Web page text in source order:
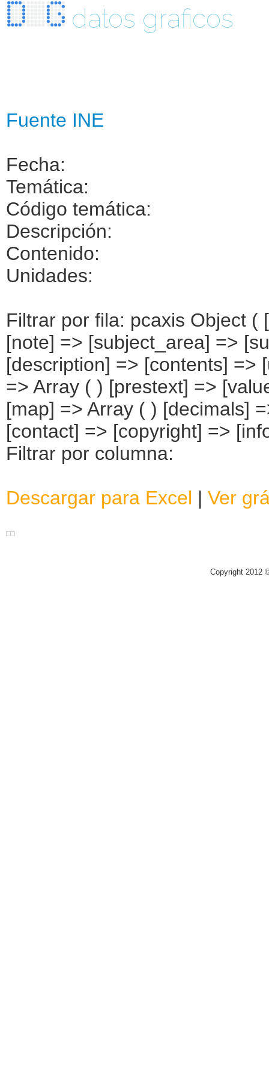
datos graficos
Fuente INE
Fecha:
Temática:
Código temática:
Descripción:
Contenido:
Unidades:
Filtrar por fila: pcaxis Object
[note] => [subject_area] =>
[description] => [contents] =>
=> Array ( ) [prestext] =>
[map] => Array ( ) [decimals]
[contact] => [copyright] =>
Filtrar por columna:
Descargar para Excel | Ver
Copyright 2012